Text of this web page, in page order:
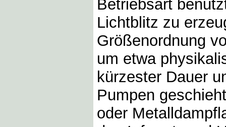
Betriebsart
Lichtblitz zu
Größenordnung
um etwa
kürzester Dauer
Pumpen
oder